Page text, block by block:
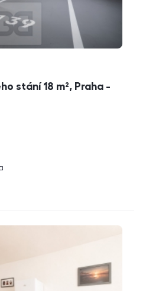
stání 18 m², Praha -